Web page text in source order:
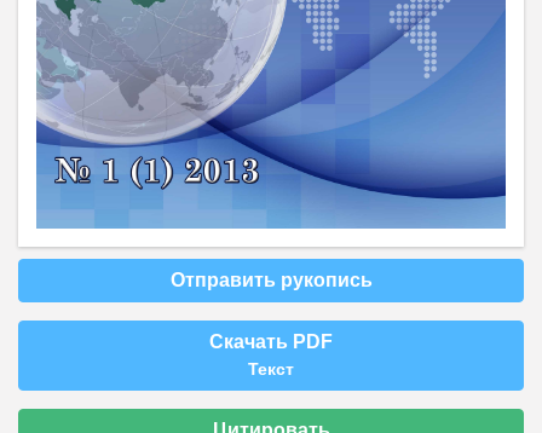
Отправить рукопись
Скачать PDF
Текст